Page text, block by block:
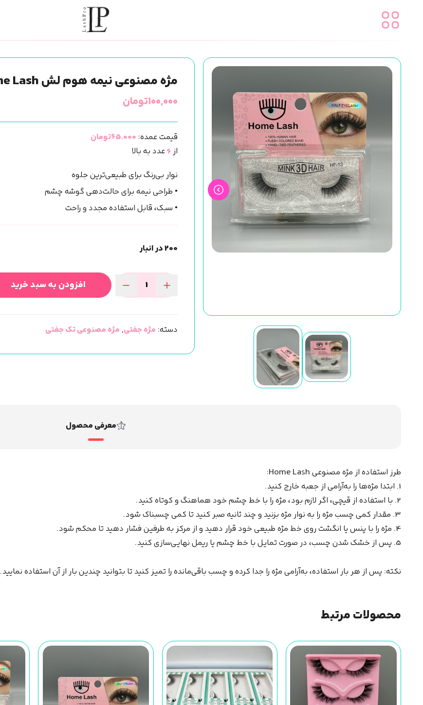
مژه مصنوعی نیمه هوم لش Home Lash (مدلHF-13)
۱۰۰,۰۰۰تومان
قیمت عمده: 65.000تومان
از6عدد به بالا
نوار بی‌رنگ برای طبیعی‌ترین جلوه
• طراحی نیمه برای حالت‌دهی گوشه چشم
• سبک، قابل استفاده مجدد و راحت
200 در انبار
هوم
افزودن به سبد خرید
دسته: مژه جفتی, مژه مصنوعی تک جفتی
معرفی محصول
طرز استفاده از مژه مصنوعی Home Lash:
1. ابتدا مژه‌ها را به‌آرامی از جعبه خارج کنید.
2. با استفاده از قیچی، اگر لازم بود، مژه را با خط چشم خود هماهنگ و کوتاه کنید.
3. مقدار کمی چسب مژه را به نوار مژه بزنید و چند ثانیه صبر کنید تا کمی چسبناک شود.
4. مژه را با پنس یا انگشت روی خط مژه طبیعی خود قرار دهید و از مرکز به طرفین فشار دهید تا محکم شود.
5. پس از خشک شدن چسب، در صورت تمایل با خط چشم یا ریمل نهایی‌سازی کنید.
نکته: پس از هر بار استفاده، به‌آرامی مژه را جدا کرده و چسب باقی‌مانده را تمیز کنید تا بتوانید چندین بار از آن استفاده نمایید.
محصولات مرتبط